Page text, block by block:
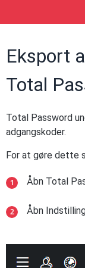
Eksport
Total
Total Password
adgangskoder.
For at gøre dette
Åbn Total
Åbn